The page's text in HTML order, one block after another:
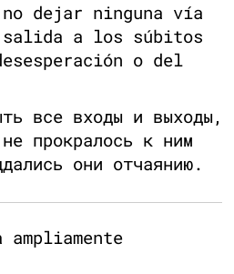
dejar ninguna vía
salida a los súbitos
o del
все входы и выходы,
прокралось к ним
они отчаянию.